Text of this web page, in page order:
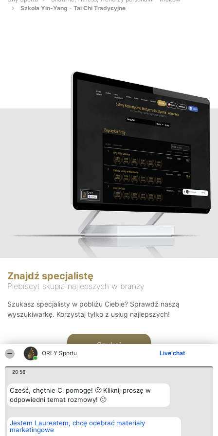
ORŁY Sportu Live chat
20:56
Cześć, chętnie Ci pomogę! 🙂 Kliknij proszę w
odpowiedni temat rozmowy! 🙂
Jestem Laureatem, chcę odebrać materiały
marketingowe
Szkoła Yin-Yang - Tai Chi Tradycyjne
Znajdź specjalistę
Plebiscyt skupia najlepszych w branży
Szukasz specjalisty w pobliżu Ciebie? Sprawdź naszą
wyszukiwarkę. Korzystaj tylko z usług najlepszych!
Szukaj
Organizator plebiscytu
Bright Side Solutions sp. z o.
o. sp. k.
Plebiscyt
Laureaci
Kontakt
Kontakt